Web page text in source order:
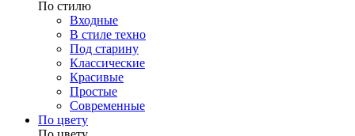
По стилю
Входные
В стиле техно
Под старину
Классические
Красивые
Простые
Современные
По цвету